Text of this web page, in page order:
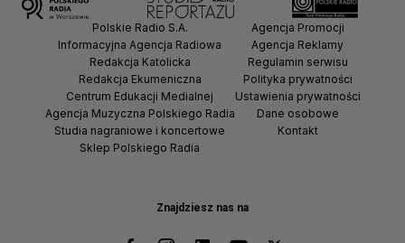
Znajdziesz nas na
Polskie Radio S.A.
Informacyjna Agencja Radiowa
Redakcja Katolicka
Redakcja Ekumeniczna
Centrum Edukacji Medialnej
Agencja Muzyczna Polskiego Radia
Studia nagraniowe i koncertowe
Sklep Polskiego Radia
Agencja Promocji
Agencja Reklamy
Regulamin serwisu
Polityka prywatności
Ustawienia prywatności
Dane osobowe
Kontakt